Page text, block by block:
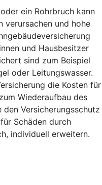
ein Rohrbruch kann
verursachen und hohe
und Hausbesitzer
sind zum Beispiel
oder Leitungswasser.
die Kosten für
Wiederaufbau des
den Versicherungsschutz
Schäden durch
individuell erweitern.